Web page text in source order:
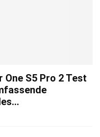
One S5 Pro 2 Test